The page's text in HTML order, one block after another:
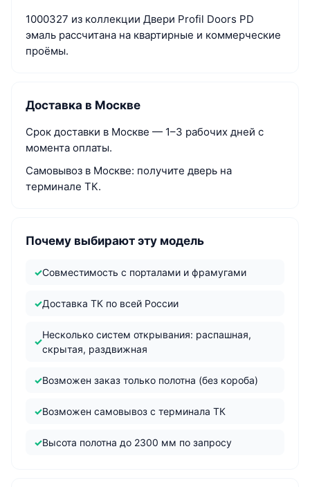
1000327 из коллекции Двери Profil Doors PD
эмаль рассчитана на квартирные и коммерческие
проёмы.
Доставка в Москве
Срок доставки в Москве — 1–3 рабочих дней с
момента оплаты.
Самовывоз в Москве: получите дверь на
терминале ТК.
Почему выбирают эту модель
Совместимость с порталами и фрамугами
Доставка ТК по всей России
Несколько систем открывания: распашная,
скрытая, раздвижная
Возможен заказ только полотна (без короба)
Возможен самовывоз с терминала ТК
Высота полотна до 2300 мм по запросу